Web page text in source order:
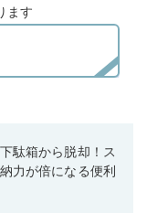
ます
駄箱から脱却！ス
力が倍になる便利